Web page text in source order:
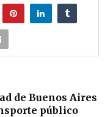
de Buenos Aires
público